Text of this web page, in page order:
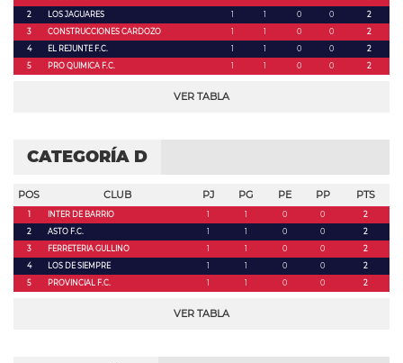
2
LOS JAGUARES 1 1 0 0
2
3
CONSTRUCCIONES CARDOZO 1 1 0 0
2
4
EL REJUNTE F.C. 1 1 0 0
2
5
PRO QUIMICA F.C. 1 1 0 0 2
VER TABLA
CATEGORÍA D
POS CLUB PJ PG PE PP PTS
1 INTER DE BARRIO 1 1 0 0
2
2
ASTO F.C. 1 1 0 0
2
3
FERRETERIA GULLINO 1 1 0 0
2
4
LOS DE SIEMPRE 1 1 0 0
2
5
PROVINCIAL F.C. 1 1 0 0 2
VER TABLA